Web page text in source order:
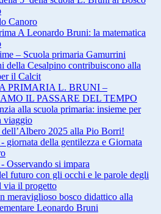
Canoro
A Leonardo Bruni: la matematica
– Scuola primaria Gamurrini
della Cesalpino contribuiscono alla
il Calcit
PRIMARIA L. BRUNI –
IL PASSARE DEL TEMPO
alla scuola primaria: insieme per
viaggio
2025 alla Pio Borri!
giornata della gentilezza e Giornata
Osservando si impara
futuro con gli occhi e le parole degli
via il progetto
meraviglioso bosco didattico alla
Leonardo Bruni